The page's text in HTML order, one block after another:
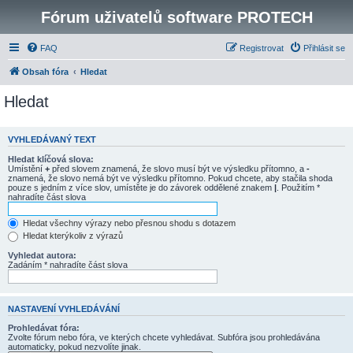
Fórum uživatelů software PROTECH
FAQ Přihlásit se
Registrovat
Obsah fóra Hledat
Hledat
VYHLEDÁVANÝ TEXT
Hledat klíčová slova:
Umístění + před slovem znamená, že slovo musí být ve výsledku přítomno, a -
znamená, že slovo nemá být ve výsledku přítomno. Pokud chcete, aby stačila shoda
pouze s jedním z více slov, umístěte je do závorek oddělené znakem | . Použitím *
nahradíte část slova
Hledat všechny výrazy nebo přesnou shodu s dotazem
Hledat kterýkoliv z výrazů
Vyhledat autora:
Zadáním * nahradíte část slova
NASTAVENÍ VYHLEDÁVÁNÍ
Prohledávat fóra:
Zvolte fórum nebo fóra, ve kterých chcete vyhledávat. Subfóra jsou prohledávána
automaticky, pokud nezvolíte jinak.